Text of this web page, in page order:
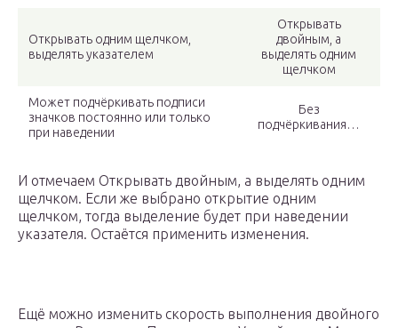
Открывать одним щелчком,
выделять указателем
Открывать
двойным, а
выделять одним
щелчком
Может подчёркивать подписи
значков постоянно или только
при наведении
Без
подчёркивания…
И отмечаем Открывать двойным, а выделять одним
щелчком. Если же выбрано открытие одним
щелчком, тогда выделение будет при наведении
указателя. Остаётся применить изменения.
Ещё можно изменить скорость выполнения двойного